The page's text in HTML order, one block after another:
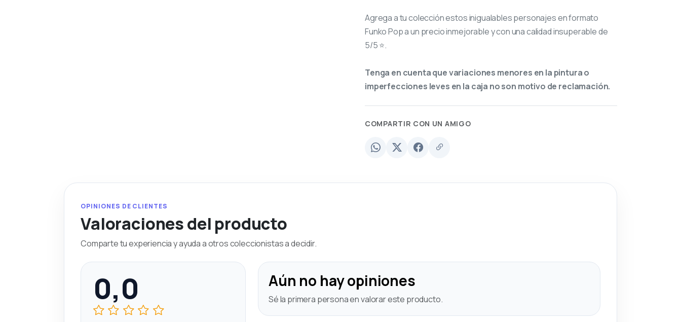
Agrega a tu colección estos inigualables personajes en formato
Funko Pop a un precio inmejorable y con una calidad insuperable de
5/5 ⭐.
Tenga en cuenta que variaciones menores en la pintura o
imperfecciones leves en la caja no son motivo de reclamación.
COMPARTIR CON UN AMIGO
OPINIONES DE CLIENTES
Valoraciones del producto
Comparte tu experiencia y ayuda a otros coleccionistas a decidir.
0,0 Aún no hay opiniones
Sé la primera persona en valorar este producto.